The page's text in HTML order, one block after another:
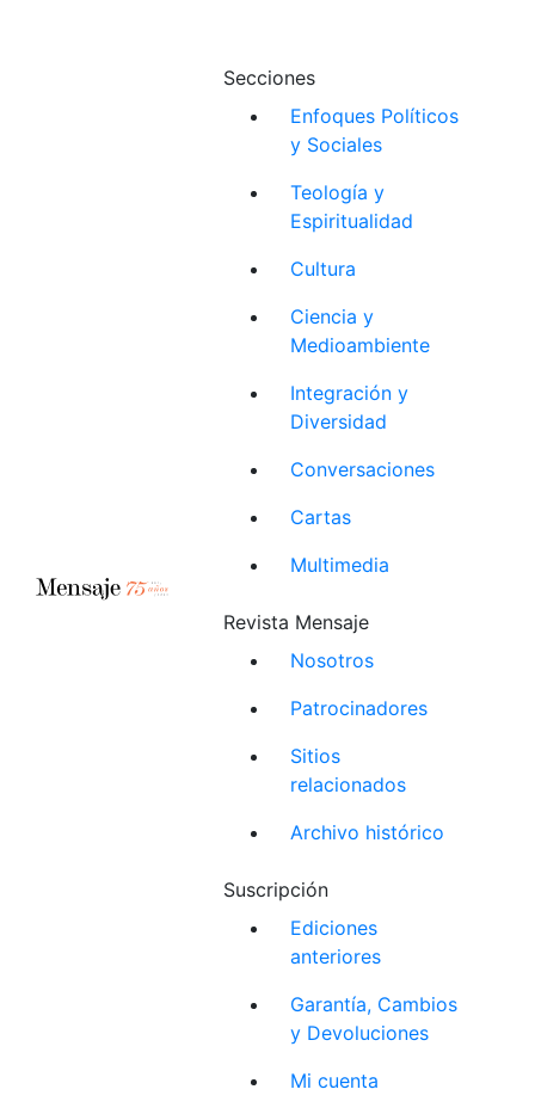
Secciones
Enfoques Políticos
y Sociales
Teología y
Espiritualidad
Cultura
Ciencia y
Medioambiente
Integración y
Diversidad
Conversaciones
Cartas
Multimedia
Revista Mensaje
Nosotros
Patrocinadores
Sitios
relacionados
Archivo histórico
Suscripción
Ediciones
anteriores
Garantía, Cambios
y Devoluciones
Mi cuenta